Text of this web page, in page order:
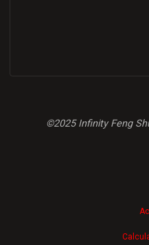
©2025 Infinity Feng